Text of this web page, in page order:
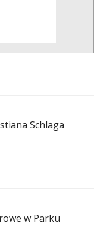
Schlaga
w Parku